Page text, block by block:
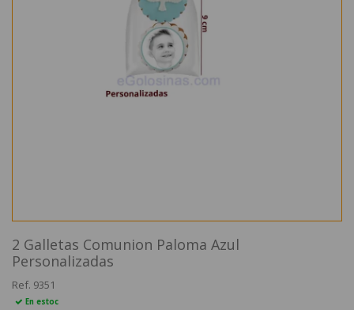
2 Galletas Comunion Paloma Azul
Personalizadas
Ref. 9351
En estoc